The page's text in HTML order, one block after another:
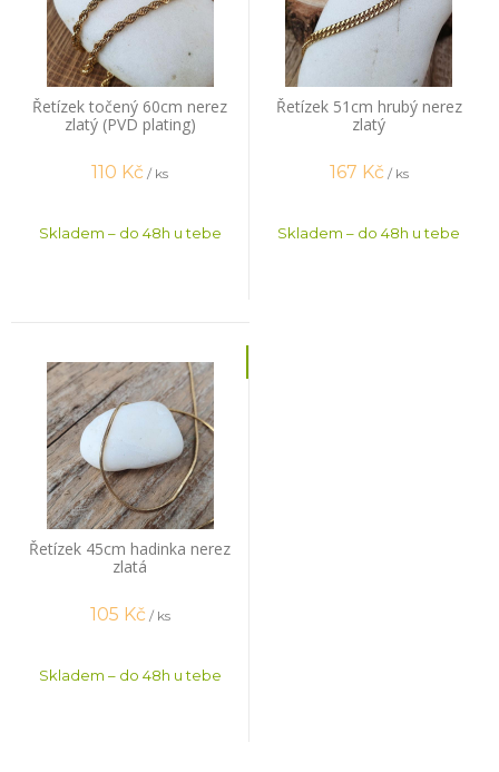
Řetízek točený 60cm nerez
zlatý (PVD plating)
110 Kč / ks
Skladem – do 48h u tebe
Řetízek 51cm hrubý nerez
zlatý
167 Kč / ks
Skladem – do 48h u tebe
Řetízek 45cm hadinka nerez
zlatá
105 Kč / ks
Skladem – do 48h u tebe